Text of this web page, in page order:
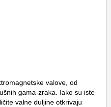
valove, od
gama-zraka. Iako su iste
valne duljine otkrivaju